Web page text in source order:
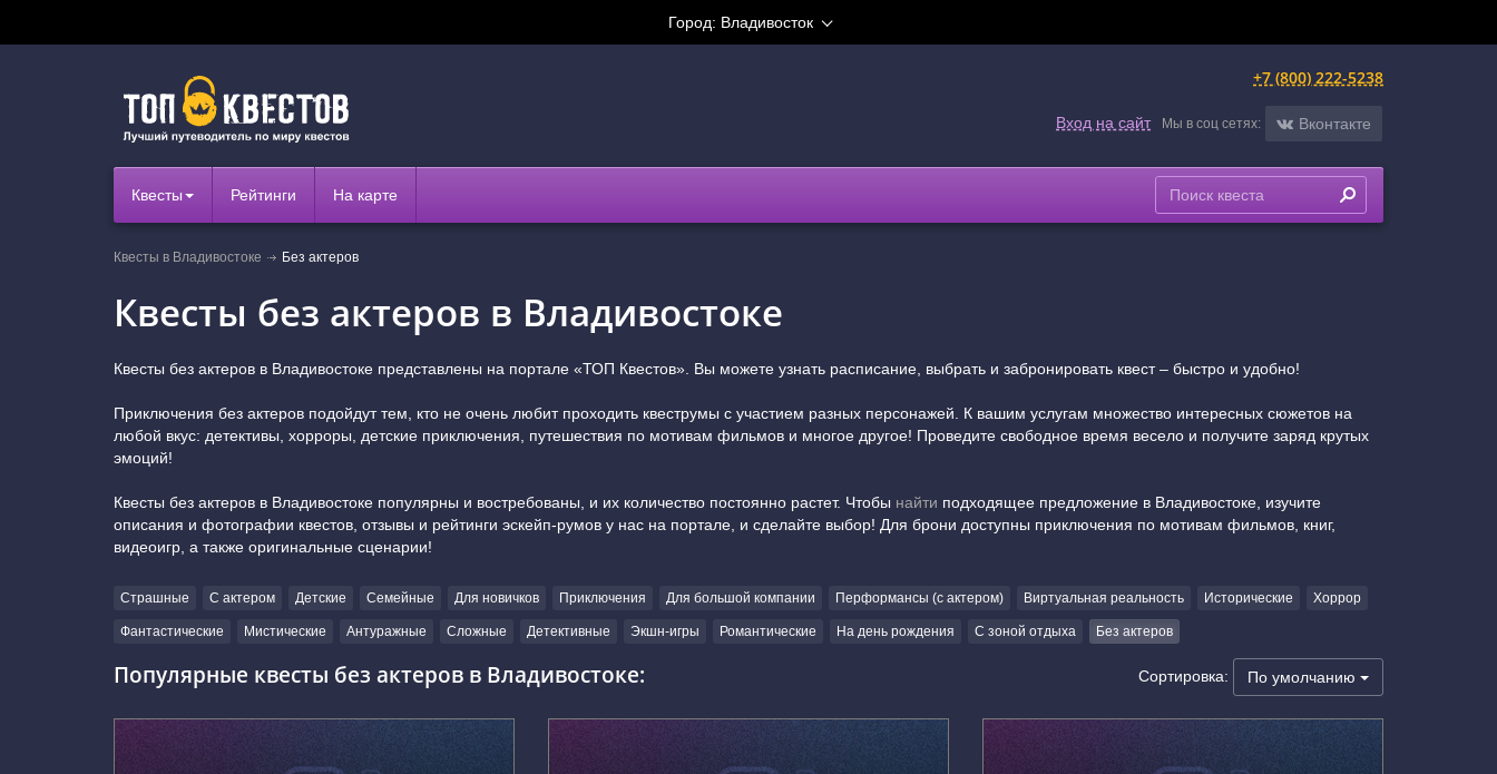
Город: Владивосток
+7 (800) 222-5238
Вход на сайт Мы в соц сетях: Вконтакте
Квесты Рейтинги На карте
Квесты в Владивостоке Без актеров
Квесты без актеров в Владивостоке
Квесты без актеров в Владивостоке представлены на портале «ТОП Квестов». Вы можете узнать расписание, выбрать и забронировать квест – быстро и удобно!
Приключения без актеров подойдут тем, кто не очень любит проходить квеструмы с участием разных персонажей. К вашим услугам множество интересных сюжетов на
любой вкус: детективы, хорроры, детские приключения, путешествия по мотивам фильмов и многое другое! Проведите свободное время весело и получите заряд крутых
эмоций!
Квесты без актеров в Владивостоке популярны и востребованы, и их количество постоянно растет. Чтобы найти подходящее предложение в Владивостоке, изучите
описания и фотографии квестов, отзывы и рейтинги эскейп-румов у нас на портале, и сделайте выбор! Для брони доступны приключения по мотивам фильмов, книг,
видеоигр, а также оригинальные сценарии!
Страшные С актером Детские Семейные Для новичков Приключения Для большой компании Перформансы (с актером) Виртуальная реальность Исторические Хоррор
Фантастические Мистические Антуражные Сложные Детективные Экшн-игры Романтические На день рождения С зоной отдыха Без актеров
Популярные квесты без актеров в Владивостоке: Сортировка: По умолчанию